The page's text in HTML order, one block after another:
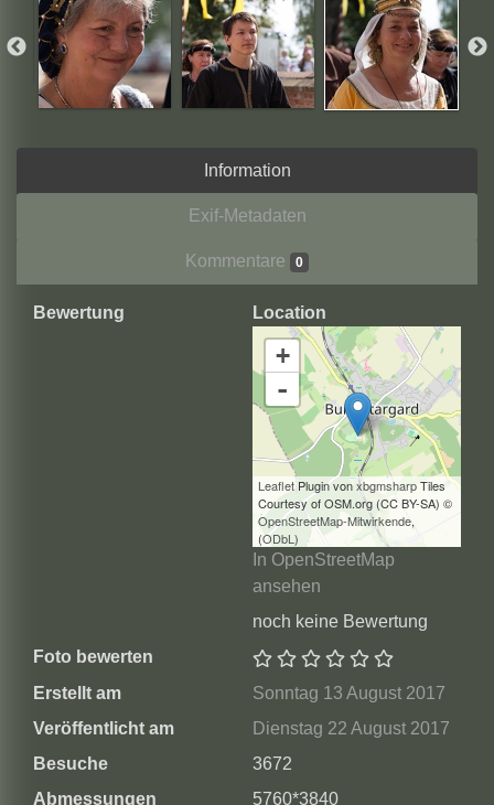
Information
Exif-Metadaten
Kommentare 0
Bewertung Location
+
-
LeafletPlugin vonxbgmsharpTiles
Courtesy of OSM.org (CC BY-SA) ©
OpenStreetMap-Mitwirkende,
(ODbL )
In OpenStreetMap
ansehen
noch keine Bewertung
Foto bewerten
Erstellt am
Sonntag 13 August 2017
Veröffentlicht am
Dienstag 22 August 2017
Besuche
3672
Abmessungen
5760*3840